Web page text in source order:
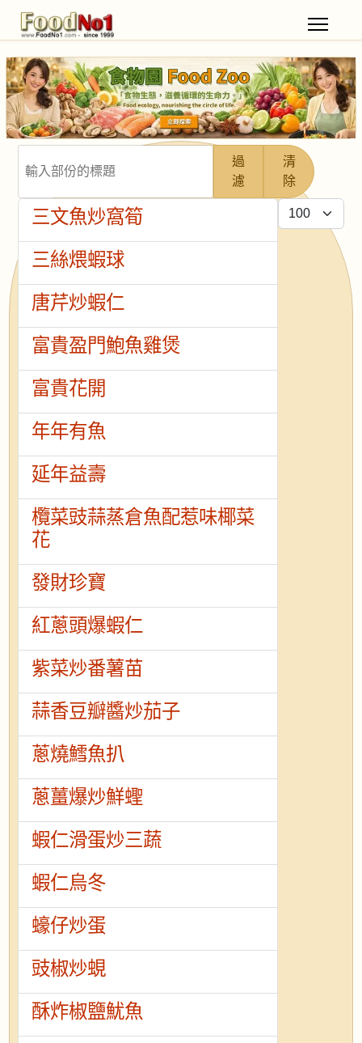
過
濾
清
除
每頁顯示條數
三文魚炒窩筍
三絲煨蝦球
唐芹炒蝦仁
富貴盈門鮑魚雞煲
富貴花開
年年有魚
延年益壽
欖菜豉蒜蒸倉魚配惹味椰菜
花
發財珍寶
紅蔥頭爆蝦仁
紫菜炒番薯苗
蒜香豆瓣醬炒茄子
蔥燒鱈魚扒
蔥薑爆炒鮮蟶
蝦仁滑蛋炒三蔬
蝦仁烏冬
蠔仔炒蛋
豉椒炒蜆
酥炸椒鹽魷魚